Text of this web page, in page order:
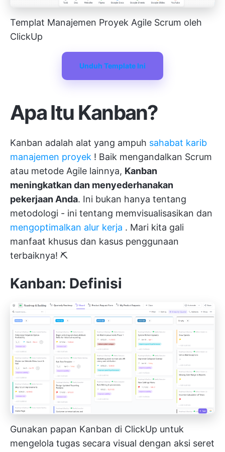
Templat Manajemen Proyek Agile Scrum oleh
ClickUp
Unduh Template Ini
Apa Itu Kanban?
Kanban adalah alat yang ampuh sahabat karib
manajemen proyek ! Baik mengandalkan Scrum
atau metode Agile lainnya, Kanban
meningkatkan dan menyederhanakan
pekerjaan Anda. Ini bukan hanya tentang
metodologi - ini tentang memvisualisasikan dan
mengoptimalkan alur kerja . Mari kita gali
manfaat khusus dan kasus penggunaan
terbaiknya! ⛏️
Kanban: Definisi
Gunakan papan Kanban di ClickUp untuk
mengelola tugas secara visual dengan aksi seret